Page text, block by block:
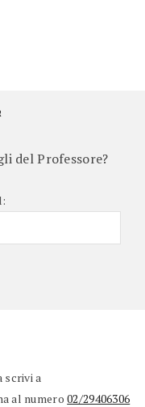
del Professore?
scrivi a
al numero02/29406306